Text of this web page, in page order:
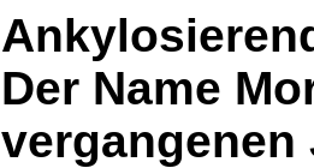
Der Name